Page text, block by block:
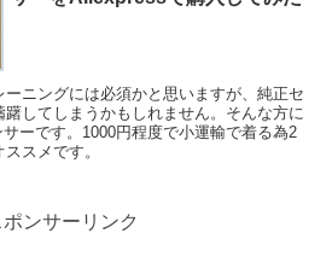
ニングには必須かと思いますが、純正セ
してしまうかもしれません。そんな方に
ーです。1000円程度で小運輸で着る為2
スメです。
ポンサーリンク